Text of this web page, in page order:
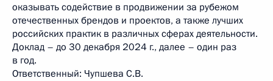
оказывать содействие в продвижении за рубежом
отечественных брендов и проектов, а также лучших
российских практик в различных сферах деятельности.
Доклад – до 30 декабря 2024 г., далее – один раз
в год.
Ответственный: Чупшева С.В.